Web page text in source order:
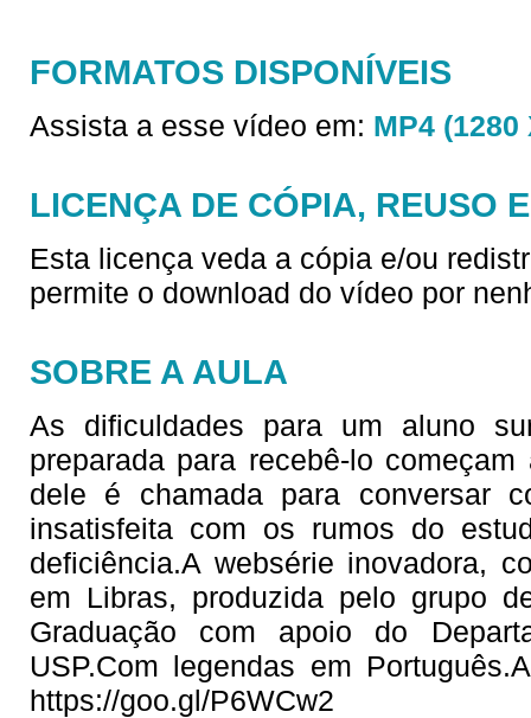
FORMATOS DISPONÍVEIS
Assista a esse vídeo em: MP4 (1280
LICENÇA DE CÓPIA, REUSO
Esta licença veda a cópia e/ou
permite o download do vídeo por
SOBRE A AULA
As dificuldades para um aluno
preparada para recebê-lo
dele é chamada para conversar
insatisfeita com os rumos do
deficiência.A websérie inovadora,
em Libras, produzida pelo grupo
Graduação com apoio do
USP.Com legendas em
https://goo.gl/P6WCw2